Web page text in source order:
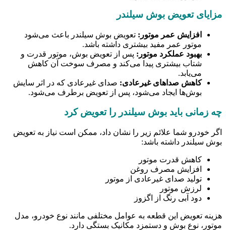
مزایای تعویض بوش سیلندر
افزایش عمر موتور: تعویض بوش سیلندر باعث می‌شود
موتور عمر مفید بیشتری داشته باشد.
بهبود عملکرد موتور: پس از تعویض بوش، موتور قدرت و
شتاب بیشتری پیدا می‌کند و مصرف سوخت آن کاهش
می‌یابد.
کاهش صداهای غیرعادی: صدای غیرعادی که در اثر سایش
بوش‌ها ایجاد می‌شود، پس از تعویض برطرف می‌شود.
چه زمانی باید بوش سیلندر را تعویض کرد
اگر خودرو شما علائم زیر را نشان داد، ممکن است نیاز به تعویض
بوش سیلندر داشته باشد:
کاهش قدرت موتور
افزایش مصرف روغن
تولید صدای غیرعادی از موتور
لرزش موتور
دود آبی رنگ از اگزوز
هزینه تعویض این قطعه به عوامل مختلفی مانند نوع خودرو، مدل
موتور، نوع بوش و دستمزد مکانیک بستگی دارد.